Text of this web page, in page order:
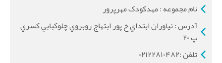
نام مجموعه : مهدکودک مهرپرور
آدرس : نياوران ابتداي خ پور ابتهاج روبروي چلوكبابي كسري
پ ۲۰
تلفن :۰۲۱۲۲۸۱۰۴۸۲